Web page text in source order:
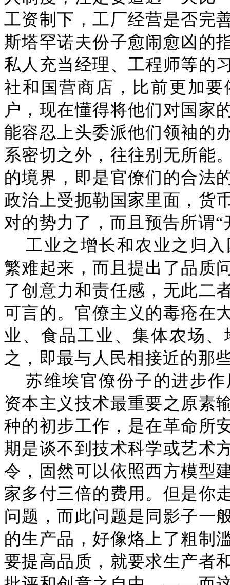
工资制下，工厂经营是否完
斯塔罕诺夫份子愈闹愈凶的
私人充当经理、工程师等的
社和国营商店，比前更加
户，现在懂得将他们对国家
能容忍上头委派他们领袖的
系密切之外，往往别无所能
的境界，即是官僚们的合法
政治上受扼勒国家里面，货
对的势力了，而且预告所谓
工业之增长和农业之归
繁难起来，而且提出了品质
了创意力和责任感，无此二
可言的。官僚主义的毒疮在
业、食品工业、集体农场
之，即最与人民相接近的那
苏维埃官僚份子的进步
资本主义技术最重要之原素
种的初步工作，是在革命所
期是谈不到技术科学或艺术
令，固然可以依照西方模
家多付三倍的费用。但是你
问题，而此问题是同影子一
的生产品，好像烙上了粗制
要提高品质，就要求生产者